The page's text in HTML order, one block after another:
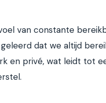
van constante
dat we altijd
en privé, wat leidt tot